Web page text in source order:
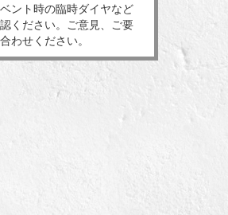
ント時の臨時ダイヤなど
ください。ご意見、ご要
わせください。